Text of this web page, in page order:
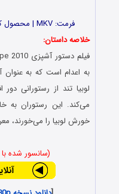
فرمت: MKV | محصول کشور کره جنوبی | امتیاز: 6.6 از 10
خلاصه داستان:
به اعدام است که به
لوبیا تند از رستورانی
می‌کند. این رستوران به
خورش لوبیا را می‌خورند،
(سانسور شده